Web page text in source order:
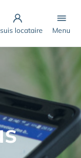
suis locataire Menu